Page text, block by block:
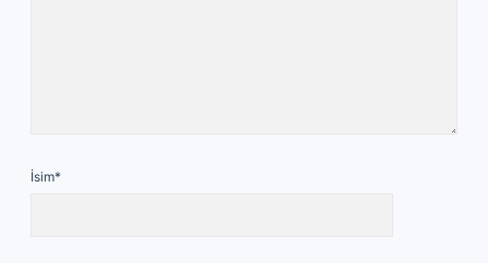
İsim*